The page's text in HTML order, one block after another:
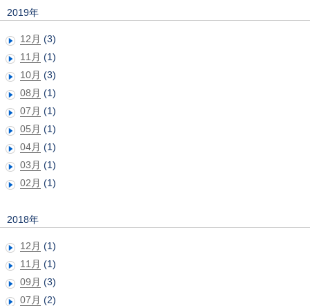
2019年
12月 (3)
11月 (1)
10月 (3)
08月 (1)
07月 (1)
05月 (1)
04月 (1)
03月 (1)
02月 (1)
2018年
12月 (1)
11月 (1)
09月 (3)
07月 (2)